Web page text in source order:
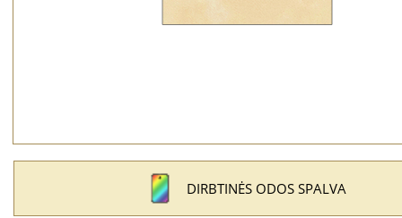
DIRBTINĖS ODOS SPALVA